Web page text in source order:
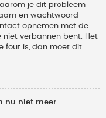
je dit probleem
en wachtwoord
opnemen met de
niet verbannen bent. Het
fout is, dan moet dit
nu niet meer